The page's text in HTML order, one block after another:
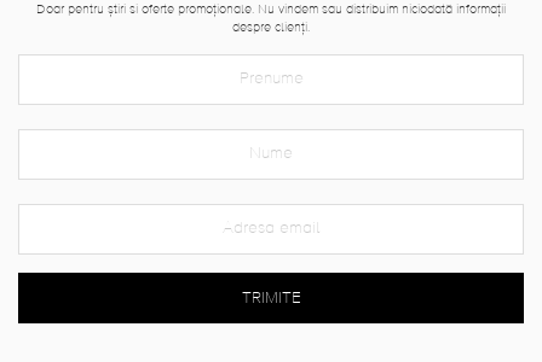
Doar pentru știri si oferte promoționale. Nu vindem sau distribuim niciodată informații
despre clienți.
TRIMITE